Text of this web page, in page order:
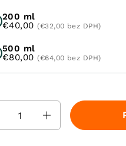
200 ml
€40,00(€32,00 bez DPH)
500 ml
€80,00(€64,00 bez DPH)